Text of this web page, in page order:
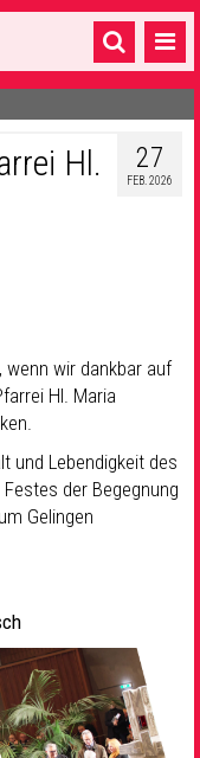
27
FEB. 2026
Hl.
wir dankbar auf
Hl. Maria
und Lebendigkeit des
der Begegnung
Gelingen